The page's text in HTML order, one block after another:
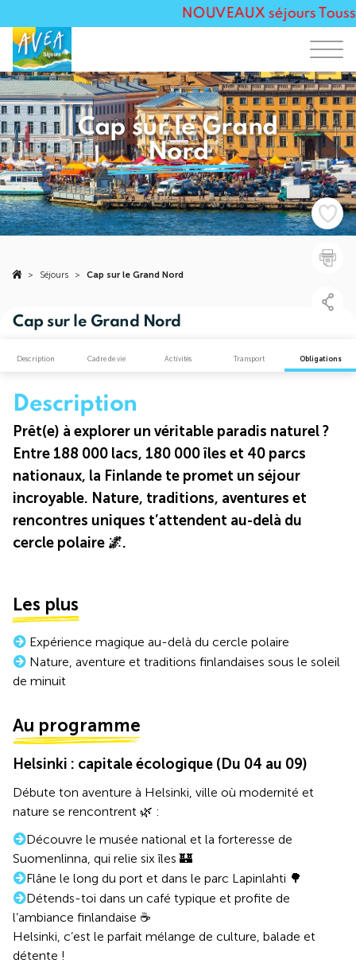
NOUVEAUX séjours
Cap sur le Grand
Nord
> Séjours > Cap sur le Grand Nord
Cap sur le Grand Nord
Description Cadre de vie Activités Transport Obligations
Description
Prêt(e) à explorer un véritable paradis naturel ?
Entre 188 000 lacs, 180 000 îles et 40 parcs
nationaux, la Finlande te promet un séjour
incroyable. Nature, traditions, aventures et
rencontres uniques t’attendent au-delà du
cercle polaire 🌌.
Les plus
Expérience magique au-delà du cercle polaire
Nature, aventure et traditions finlandaises sous le soleil
de minuit
Au programme
Helsinki : capitale écologique (Du 04 au 09)
Débute ton aventure à Helsinki, ville où modernité et
nature se rencontrent 🌿 :
Découvre le musée national et la forteresse de
Suomenlinna, qui relie six îles 🏰
Flâne le long du port et dans le parc Lapinlahti 🌳
Détends-toi dans un café typique et profite de
l’ambiance finlandaise ☕
Helsinki, c’est le parfait mélange de culture, balade et
détente !